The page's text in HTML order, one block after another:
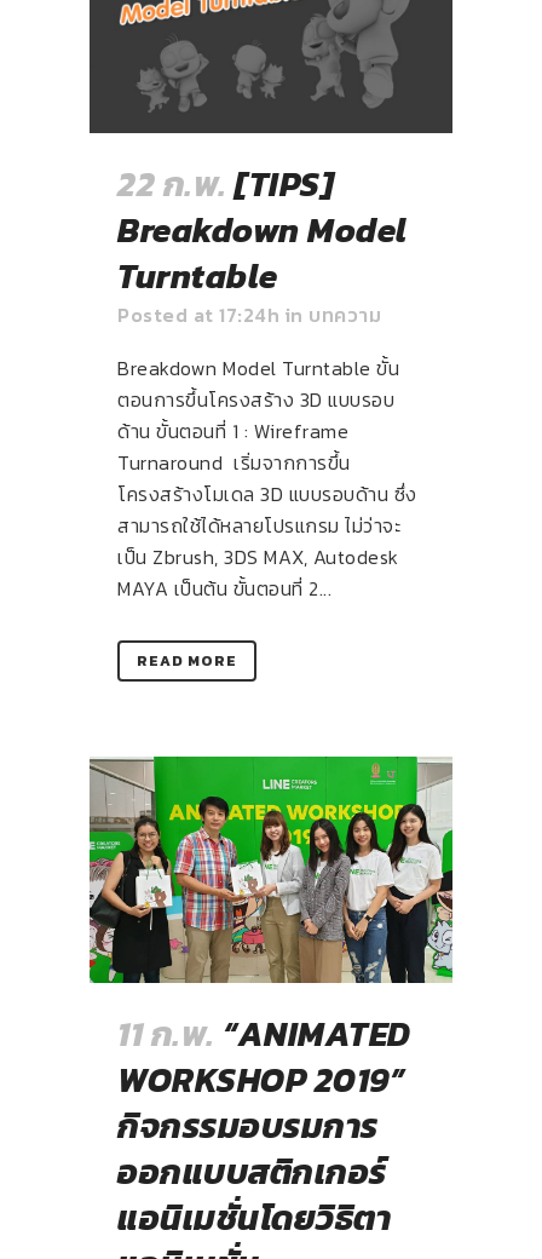
22 ก.พ. [TIPS]
Breakdown Model
Turntable
Posted at 17:24h in บทความ
Breakdown Model Turntable ขั้น
ตอนการขึ้นโครงสร้าง 3D แบบรอบ
ด้าน ขั้นตอนที่ 1 : Wireframe
Turnaround เริ่มจากการขึ้น
โครงสร้างโมเดล 3D แบบรอบด้าน ซึ่ง
สามารถใช้ได้หลายโปรแกรม ไม่ว่าจะ
เป็น Zbrush, 3DS MAX, Autodesk
MAYA เป็นต้น ขั้นตอนที่ 2...
READ MORE
11 ก.พ. “ANIMATED
WORKSHOP 2019”
กิจกรรมอบรมการ
ออกแบบสติกเกอร์
แอนิเมชั่นโดยวิธิตา